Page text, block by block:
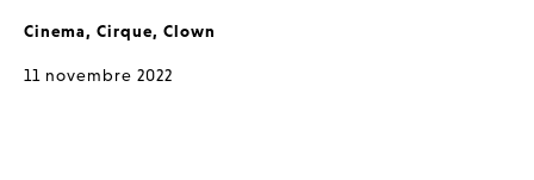
Cinema, Cirque, Clown
11 novembre 2022